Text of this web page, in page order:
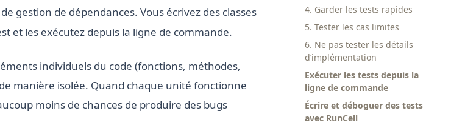
4. Garder les tests rapides
5. Tester les cas limites
6. Ne pas tester les détails
d’implémentation
Exécuter les tests depuis la
ligne de commande
Écrire et déboguer des tests
avec RunCell
de gestion de dépendances. Vous écrivez des classes
et les exécutez depuis la ligne de commande.
individuels du code (fonctions, méthodes,
manière isolée. Quand chaque unité fonctionne
moins de chances de produire des bugs